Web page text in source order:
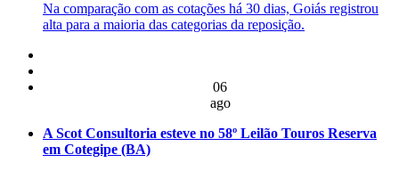
Na comparação com as cotações há 30 dias, Goiás registrou
alta para a maioria das categorias da reposição.
06
ago
A Scot Consultoria esteve no 58º Leilão Touros Reserva
em Cotegipe (BA)